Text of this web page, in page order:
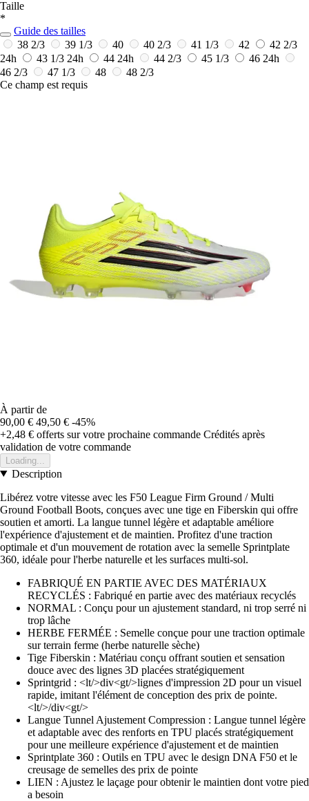
Taille
*
Guide des tailles
38 2/3
39 1/3 40 40 2/3 41 1/3 42
42 2/3
24h
43 1/3 24h 44 24h 44 2/3 45 1/3 46 24h
46 2/3
47 1/3 48
48 2/3
Ce champ est requis
À partir de
90,00 € 49,50 € -45%
+2,48 € offerts sur votre prochaine commande Crédités après
validation de votre commande
Loading...
Description
Libérez votre vitesse avec les F50 League Firm Ground / Multi
Ground Football Boots, conçues avec une tige en Fiberskin qui offre
soutien et amorti. La langue tunnel légère et adaptable améliore
l'expérience d'ajustement et de maintien. Profitez d'une traction
optimale et d'un mouvement de rotation avec la semelle Sprintplate
360, idéale pour l'herbe naturelle et les surfaces multi-sol.
FABRIQUÉ EN PARTIE AVEC DES MATÉRIAUX
RECYCLÉS : Fabriqué en partie avec des matériaux recyclés
NORMAL : Conçu pour un ajustement standard, ni trop serré ni
trop lâche
HERBE FERMÉE : Semelle conçue pour une traction optimale
sur terrain ferme (herbe naturelle sèche)
Tige Fiberskin : Matériau conçu offrant soutien et sensation
douce avec des lignes 3D placées stratégiquement
Sprintgrid : <lt/>div<gt/>lignes d'impression 2D pour un visuel
rapide, imitant l'élément de conception des prix de pointe.
<lt/>/div<gt/>
Langue Tunnel Ajustement Compression : Langue tunnel légère
et adaptable avec des renforts en TPU placés stratégiquement
pour une meilleure expérience d'ajustement et de maintien
Sprintplate 360 : Outils en TPU avec le design DNA F50 et le
creusage de semelles des prix de pointe
LIEN : Ajustez le laçage pour obtenir le maintien dont votre pied
a besoin